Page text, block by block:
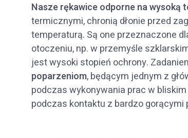
Nasze rękawice odporne na wysoką
termicznymi, chronią dłonie przed
temperaturą. Są one przeznaczone
otoczeniu, np. w przemyśle
jest wysoki stopień ochrony.
poparzeniom, będącym jednym z
podczas wykonywania prac w
podczas kontaktu z bardzo gorącymi